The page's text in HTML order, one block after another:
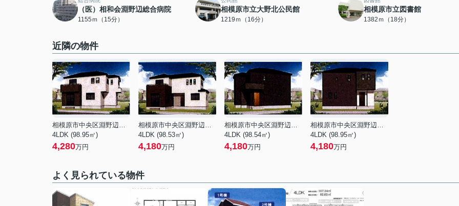
（医）相和会淵野辺総合病院
1155ｍ（15分）
相模原市立大野北公民館
1219ｍ（16分）
相模原市立図書館
1382ｍ（18分）
近隣の物件
相模原市中央区淵野辺本町１丁目
4LDK (98.95㎡)
4,280万円
相模原市中央区淵野辺本町１丁目
4LDK (98.53㎡)
4,180万円
相模原市中央区淵野辺本町１丁目
4LDK (98.54㎡)
4,180万円
相模原市中央区淵野辺本町１丁目
4LDK (98.95㎡)
4,180万円
よく見られている物件